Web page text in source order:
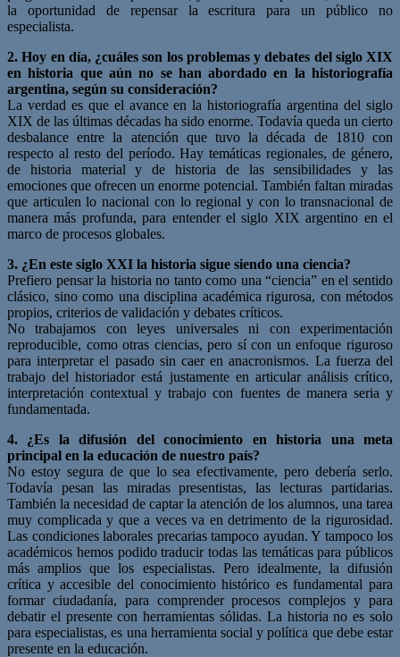
la oportunidad de repensar la escritura para un público no
especialista.
2. Hoy en día, ¿cuáles son los problemas y debates del siglo XIX
en historia que aún no se hanabordado en la historiografía
argentina, según su consideración?
La verdad es que el avance en la historiografía argentina del siglo
XIX de las últimas décadas ha sido enorme. Todavía queda un cierto
desbalance entre la atención que tuvo la década de 1810 con
respecto al resto del período. Hay temáticas regionales, de género,
de historia material y de historia de las sensibilidades y las
emociones que ofrecen un enorme potencial. También faltan miradas
que articulen lo nacional con lo regional y con lo transnacional de
manera más profunda, para entender el siglo XIX argentino en el
marco de procesos globales.
3. ¿En este siglo XXI la historia sigue siendo una ciencia?
Prefiero pensar la historia no tanto como una “ciencia” en el sentido
clásico, sino como una disciplina académica rigurosa, con métodos
propios, criterios de validación y debates críticos.
No trabajamos con leyes universales ni con experimentación
reproducible, como otras ciencias, pero sí con un enfoque riguroso
para interpretar el pasado sin caer en anacronismos. La fuerza del
trabajo del historiador está justamente en articular análisis crítico,
interpretación contextual y trabajo con fuentes de manera seria y
fundamentada.
4. ¿Es la difusión del conocimiento en historia una meta
principal en la educación de nuestro país?
No estoy segura de que lo sea efectivamente, pero debería serlo.
Todavía pesan las miradas presentistas, las lecturas partidarias.
También la necesidad de captar la atención de los alumnos, una tarea
muy complicada y que a veces va en detrimento de la rigurosidad.
Las condiciones laborales precarias tampoco ayudan. Y tampoco los
académicos hemos podido traducir todas las temáticas para públicos
más amplios que los especialistas. Pero idealmente, la difusión
crítica y accesible del conocimiento histórico es fundamental para
formar ciudadanía, para comprender procesos complejos y para
debatir el presente con herramientas sólidas. La historia no es solo
para especialistas, es una herramienta social y política que debe estar
presente en la educación.